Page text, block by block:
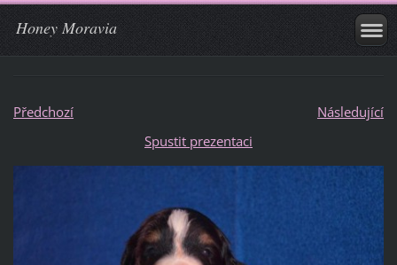
Honey Moravia
Předchozí
Následující
Spustit prezentaci